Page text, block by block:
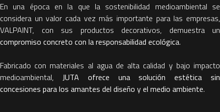
En una época en la que la sostenibilidad medioambiental se
considera un valor cada vez más importante para las empresas,
VALPAINT, con sus productos decorativos, demuestra un
compromiso concreto con la responsabilidad ecológica.
Fabricado con materiales al agua de alta calidad y bajo impacto
medioambiental, JUTA ofrece una solución estética sin
concesiones para los amantes del diseño y el medio ambiente.